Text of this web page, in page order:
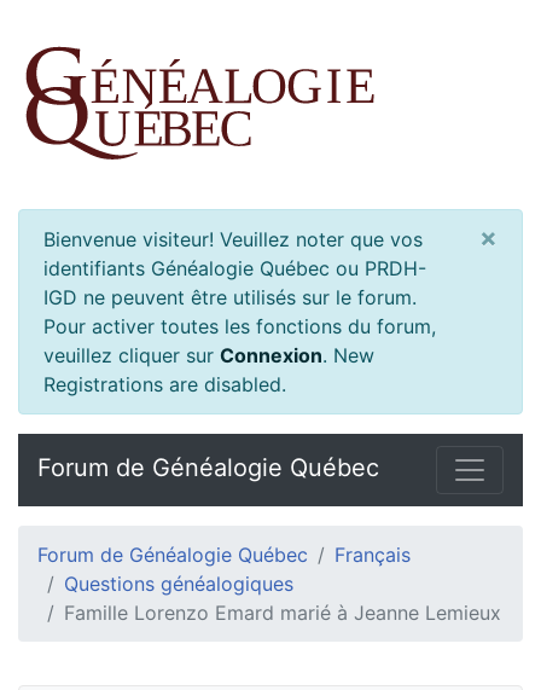
Bienvenue visiteur! Veuillez noter que vos
identifiants Généalogie Québec ou PRDH-
IGD ne peuvent être utilisés sur le forum.
Pour activer toutes les fonctions du forum,
veuillez cliquer sur Connexion. New
Registrations are disabled.
×
Forum de Généalogie Québec
Forum de Généalogie Québec
Français
Questions généalogiques
Famille Lorenzo Emard marié à Jeanne Lemieux